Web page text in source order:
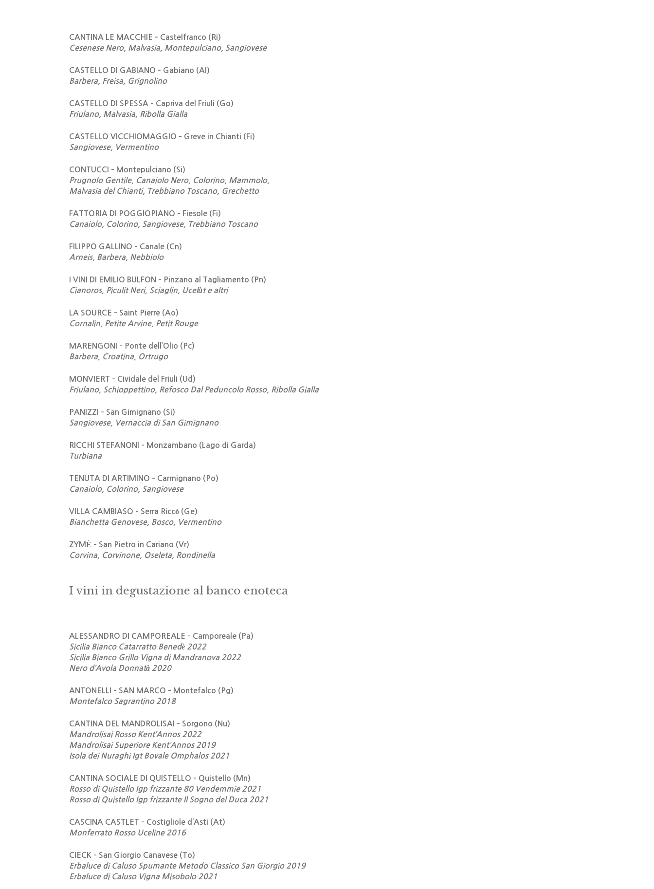
CANTINA LE MACCHIE – Castelfranco (Ri)
Cesenese Nero, Malvasia, Montepulciano, Sangiovese
CASTELLO DI GABIANO – Gabiano (Al)
Barbera, Freisa, Grignolino
CASTELLO DI SPESSA – Capriva del Friuli (Go)
Friulano, Malvasia, Ribolla Gialla
CASTELLO VICCHIOMAGGIO – Greve in Chianti (Fi)
Sangiovese, Vermentino
CONTUCCI – Montepulciano (Si)
Prugnolo Gentile, Canaiolo Nero, Colorino, Mammolo,
Malvasia del Chianti, Trebbiano Toscano, Grechetto
FATTORIA DI POGGIOPIANO – Fiesole (Fi)
Canaiolo, Colorino, Sangiovese, Trebbiano Toscano
FILIPPO GALLINO – Canale (Cn)
Arneis, Barbera, Nebbiolo
I VINI DI EMILIO BULFON – Pinzano al Tagliamento (Pn)
Cianoros, Piculit Neri, Sciaglin, Ucelùt e altri
LA SOURCE – Saint Pierre (Ao)
Cornalin, Petite Arvine, Petit Rouge
MARENGONI – Ponte dell’Olio (Pc)
Barbera, Croatina, Ortrugo
MONVIERT – Cividale del Friuli (Ud)
Friulano, Schioppettino, Refosco Dal Peduncolo Rosso, Ribolla Gialla
PANIZZI – San Gimignano (Si)
Sangiovese, Vernaccia di San Gimignano
RICCHI STEFANONI – Monzambano (Lago di Garda)
Turbiana
TENUTA DI ARTIMINO – Carmignano (Po)
Canaiolo, Colorino, Sangiovese
VILLA CAMBIASO – Serra Riccò (Ge)
Bianchetta Genovese, Bosco, Vermentino
ZYMÈ – San Pietro in Cariano (Vr)
Corvina, Corvinone, Oseleta, Rondinella
I vini in degustazione al banco enoteca
ALESSANDRO DI CAMPOREALE – Camporeale (Pa)
Sicilia Bianco Catarratto Benedè 2022
Sicilia Bianco Grillo Vigna di Mandranova 2022
Nero d’Avola Donnatà 2020
ANTONELLI – SAN MARCO – Montefalco (Pg)
Montefalco Sagrantino 2018
CANTINA DEL MANDROLISAI – Sorgono (Nu)
Mandrolisai Rosso Kent’Annos 2022
Mandrolisai Superiore Kent’Annos 2019
Isola dei Nuraghi Igt Bovale Omphalos 2021
CANTINA SOCIALE DI QUISTELLO – Quistello (Mn)
Rosso di Quistello Igp frizzante 80 Vendemmie 2021
Rosso di Quistello Igp frizzante Il Sogno del Duca 2021
CASCINA CASTLET – Costigliole d’Asti (At)
Monferrato Rosso Uceline 2016
CIECK – San Giorgio Canavese (To)
Erbaluce di Caluso Spumante Metodo Classico San Giorgio 2019
Erbaluce di Caluso Vigna Misobolo 2021